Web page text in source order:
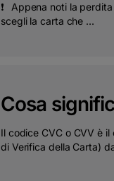
❗⠀Appena noti la
scegli la carta che ...
Cosa
Il codice CVC o CVV è
di Verifica della Carta)